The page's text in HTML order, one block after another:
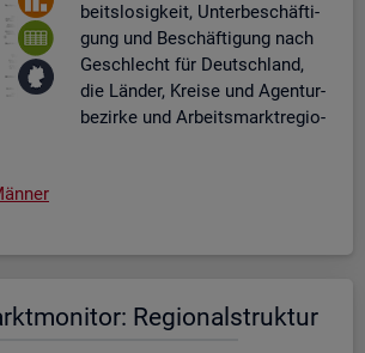
beits­lo­sig­keit, Un­ter­be­schäf­ti­
gung und Be­schäf­ti­gung nach
Ge­schlecht für Deutsch­land,
die Län­der, Krei­se und Agen­tur­
be­zir­ke und Ar­beits­markt­re­gio­
Re­gio­nal­struk­tur